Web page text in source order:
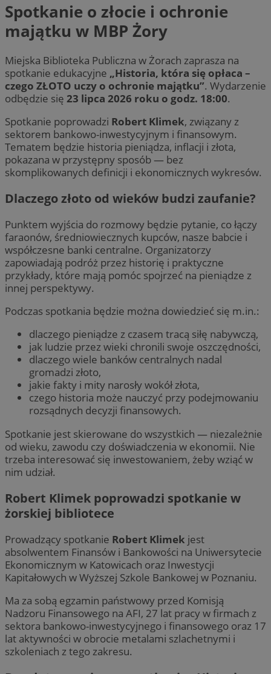
Spotkanie o złocie i ochronie
majątku w MBP Żory
Miejska Biblioteka Publiczna w Żorach zaprasza na
spotkanie edukacyjne „Historia, która się opłaca –
czego ZŁOTO uczy o ochronie majątku”. Wydarzenie
odbędzie się 23 lipca 2026 roku o godz. 18:00.
Spotkanie poprowadzi Robert Klimek, związany z
sektorem bankowo-inwestycyjnym i finansowym.
Tematem będzie historia pieniądza, inflacji i złota,
pokazana w przystępny sposób — bez
skomplikowanych definicji i ekonomicznych wykresów.
Dlaczego złoto od wieków budzi zaufanie?
Punktem wyjścia do rozmowy będzie pytanie, co łączy
faraonów, średniowiecznych kupców, nasze babcie i
współczesne banki centralne. Organizatorzy
zapowiadają podróż przez historię i praktyczne
przykłady, które mają pomóc spojrzeć na pieniądze z
innej perspektywy.
Podczas spotkania będzie można dowiedzieć się m.in.:
dlaczego pieniądze z czasem tracą siłę nabywczą,
jak ludzie przez wieki chronili swoje oszczędności,
dlaczego wiele banków centralnych nadal
gromadzi złoto,
jakie fakty i mity narosły wokół złota,
czego historia może nauczyć przy podejmowaniu
rozsądnych decyzji finansowych.
Spotkanie jest skierowane do wszystkich — niezależnie
od wieku, zawodu czy doświadczenia w ekonomii. Nie
trzeba interesować się inwestowaniem, żeby wziąć w
nim udział.
Robert Klimek poprowadzi spotkanie w
żorskiej bibliotece
Prowadzący spotkanie Robert Klimek jest
absolwentem Finansów i Bankowości na Uniwersytecie
Ekonomicznym w Katowicach oraz Inwestycji
Kapitałowych w Wyższej Szkole Bankowej w Poznaniu.
Ma za sobą egzamin państwowy przed Komisją
Nadzoru Finansowego na AFI, 27 lat pracy w firmach z
sektora bankowo-inwestycyjnego i finansowego oraz 17
lat aktywności w obrocie metalami szlachetnymi i
szkoleniach z tego zakresu.